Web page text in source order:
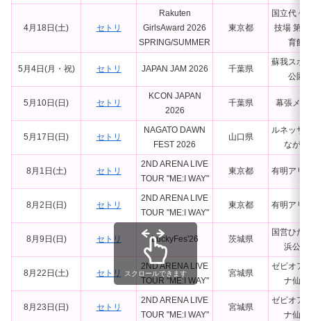
4月18日(土) セトリ
Rakuten
GirlsAward 2026
SPRING/SUMMER
東京都
国立代々
技場 第
育館
5月4日(月・祝) セトリ JAPAN JAM 2026 千葉県
蘇我スポ
公園
5月10日(日) セトリ
KCON JAPAN
2026
千葉県 幕張メッ
5月17日(日) セトリ
NAGATO DAWN
FEST 2026
山口県
ルネッサ
ながと
8月1日(土) セトリ
2ND ARENA LIVE
TOUR "ME:I WAY"
東京都 有明アリ
8月2日(日) セトリ
2ND ARENA LIVE
TOUR "ME:I WAY"
東京都 有明アリ
8月9日(日) セトリ LuckyFes'26 茨城県
国営ひた
浜公園
8月22日(土) セトリ
2ND ARENA LIVE
TOUR "ME:I WAY"
宮城県
ゼビオア
ナ仙台
8月23日(日) セトリ
2ND ARENA LIVE
TOUR "ME:I WAY"
宮城県
ゼビオア
ナ仙台
スクロールできます